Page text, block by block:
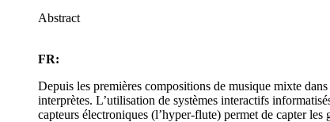
Abstract
FR:
Depuis les premières compositions de musique mixte
interprètes. L’utilisation de systèmes interactifs
capteurs électroniques (l’hyper-flute) permet de capter